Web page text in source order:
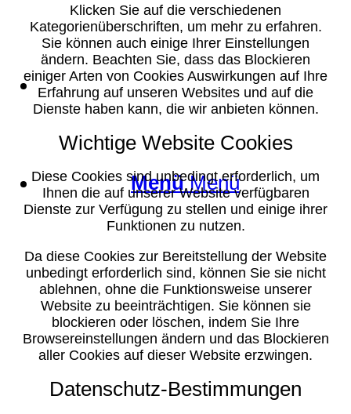
Suche
Menü Menü
Klicken Sie auf die verschiedenen
Kategorienüberschriften, um mehr zu erfahren.
Sie können auch einige Ihrer Einstellungen
ändern. Beachten Sie, dass das Blockieren
einiger Arten von Cookies Auswirkungen auf Ihre
Erfahrung auf unseren Websites und auf die
Dienste haben kann, die wir anbieten können.
Wichtige Website Cookies
Diese Cookies sind unbedingt erforderlich, um
Ihnen die auf unserer Website verfügbaren
Dienste zur Verfügung zu stellen und einige ihrer
Funktionen zu nutzen.
Da diese Cookies zur Bereitstellung der Website
unbedingt erforderlich sind, können Sie sie nicht
ablehnen, ohne die Funktionsweise unserer
Website zu beeinträchtigen. Sie können sie
blockieren oder löschen, indem Sie Ihre
Browsereinstellungen ändern und das Blockieren
aller Cookies auf dieser Website erzwingen.
Datenschutz-Bestimmungen